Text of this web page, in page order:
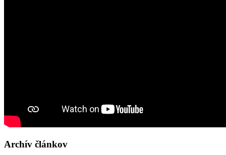
Archív článkov